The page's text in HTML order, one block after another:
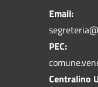
Email:
PEC:
Centralino